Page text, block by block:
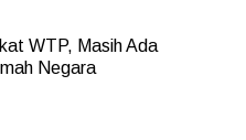
WTP, Masih Ada
Negara